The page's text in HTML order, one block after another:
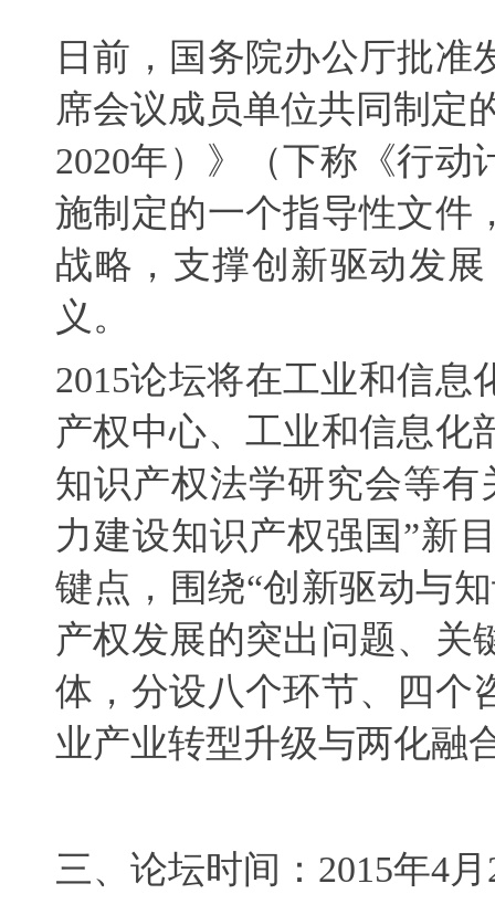
日前，国务院办公厅批准
席会议成员单位共同制定
2020年）》（下称《行动
施制定的一个指导性文件
战略，支撑创新驱动发
义。
2015论坛将在工业和信息
产权中心、工业和信息化
知识产权法学研究会等
力建设知识产权强国”新
键点，围绕“创新驱动与
产权发展的突出问题、关
体，分设八个环节、四个
业产业转型升级与两化融
三、论坛时间： 2015年4月